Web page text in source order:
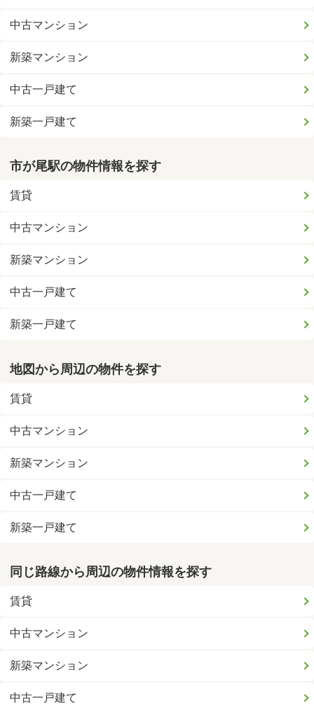
中古マンション
新築マンション
中古一戸建て
新築一戸建て
市が尾駅の物件情報を探す
賃貸
中古マンション
新築マンション
中古一戸建て
新築一戸建て
地図から周辺の物件を探す
賃貸
中古マンション
新築マンション
中古一戸建て
新築一戸建て
同じ路線から周辺の物件情報を探す
賃貸
中古マンション
新築マンション
中古一戸建て